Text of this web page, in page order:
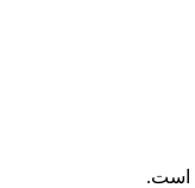
است.